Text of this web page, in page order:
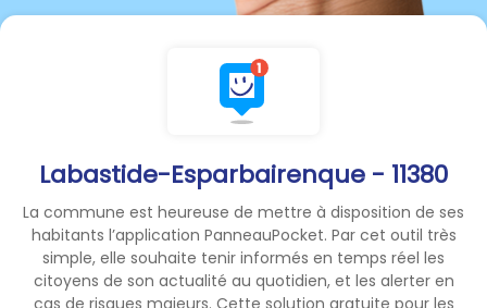
Labastide-Esparbairenque - 11380
La commune est heureuse de mettre à disposition de ses
habitants l’application PanneauPocket. Par cet outil très
simple, elle souhaite tenir informés en temps réel les
citoyens de son actualité au quotidien, et les alerter en
cas de risques majeurs. Cette solution gratuite pour les
atteindre 30 à 50 mm/h
💨 Rafales de vent jusqu’à
🌧 Chutes de grêle de taille
⚡️ Activité électrique
soutenue, voire très
localement des phénomènes
tourbillonnaires.
Le secteur le plus exposé à ce